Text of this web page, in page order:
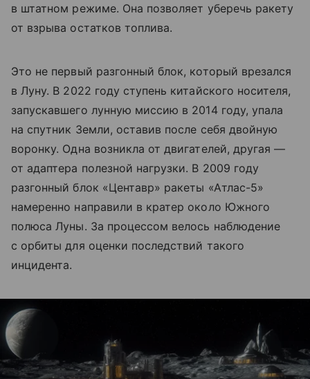
в штатном режиме. Она позволяет уберечь ракету
от взрыва остатков топлива.
Это не первый разгонный блок, который врезался
в Луну. В 2022 году ступень китайского носителя,
запускавшего лунную миссию в 2014 году, упала
на спутник Земли, оставив после себя двойную
воронку. Одна возникла от двигателей, другая —
от адаптера полезной нагрузки. В 2009 году
разгонный блок «Центавр» ракеты «Атлас-5»
намеренно направили в кратер около Южного
полюса Луны. За процессом велось наблюдение
с орбиты для оценки последствий такого
инцидента.